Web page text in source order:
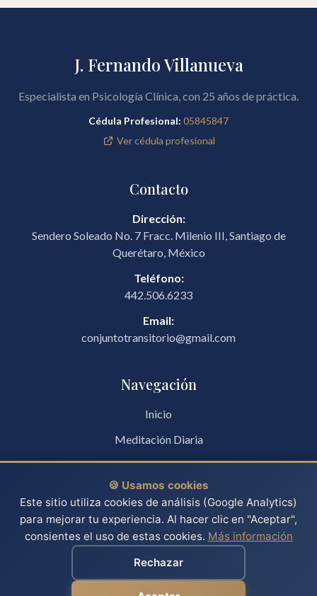
J. Fernando Villanueva
Especialista en Psicología Clínica, con 25 años de práctica.
Cédula Profesional: 05845847
Ver cédula profesional
Contacto
Dirección:
Sendero Soleado No. 7 Fracc. Milenio III, Santiago de
Querétaro, México
Teléfono:
442.506.6233
Email:
conjuntotransitorio@gmail.com
Navegación
Inicio
Meditación Diaria
Blog
Talleres
© 2026 J. Fernando Villanueva Luna. Todos los derechos
reservados.
🍪 Usamos cookies
Este sitio utiliza cookies de análisis (Google Analytics)
para mejorar tu experiencia. Al hacer clic en "Aceptar",
consientes el uso de estas cookies. Más información
Rechazar